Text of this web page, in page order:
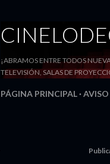
¡ABRAMOS ENTRE TODOS
TELEVISIÓN, SALAS DE
PÁGINA PRINCIPAL AVISO